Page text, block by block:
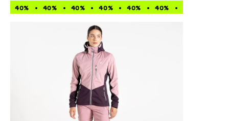
40% 40% 40% 40% 40% 40%